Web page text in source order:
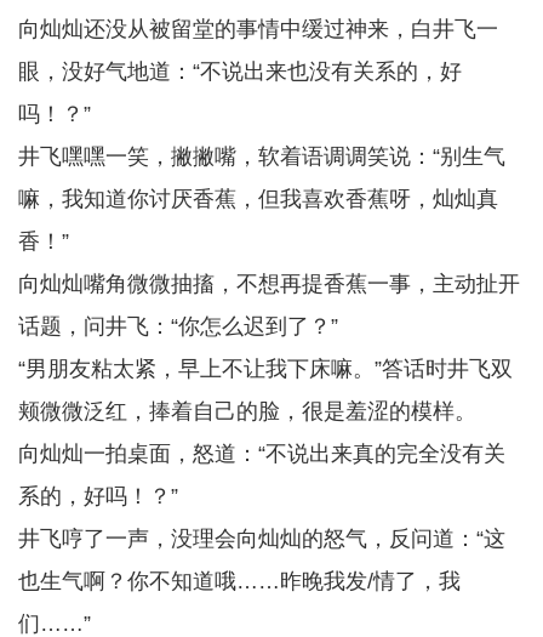
向灿灿还没从被留堂的事情中缓过神来，白井飞一
眼，没好气地道：“不说出来也没有关系的，好
吗！？”
井飞嘿嘿一笑，撇撇嘴，软着语调调笑说：“别生气
嘛，我知道你讨厌香蕉，但我喜欢香蕉呀，灿灿真
香！”
向灿灿嘴角微微抽搐，不想再提香蕉一事，主动扯开
话题，问井飞：“你怎么迟到了？”
“男朋友粘太紧，早上不让我下床嘛。”答话时井飞双
颊微微泛红，捧着自己的脸，很是羞涩的模样。
向灿灿一拍桌面，怒道：“不说出来真的完全没有关
系的，好吗！？”
井飞哼了一声，没理会向灿灿的怒气，反问道：“这
也生气啊？你不知道哦……昨晚我发/情了，我
们……”